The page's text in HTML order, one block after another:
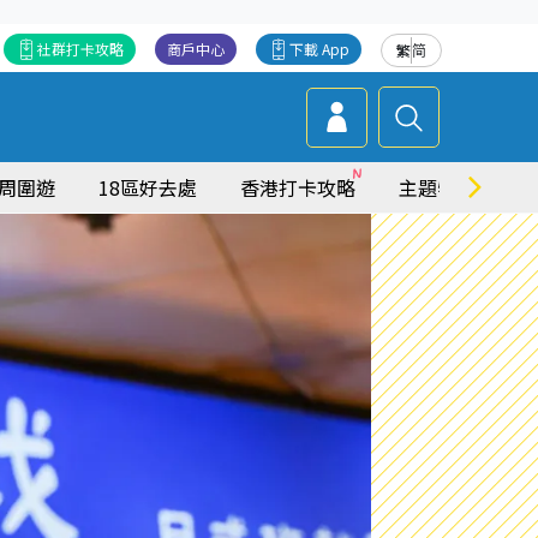
繁简
下載 App
商戶中心
社群打卡攻略
圍遊 18區好去處 香港打卡攻略 主題特集